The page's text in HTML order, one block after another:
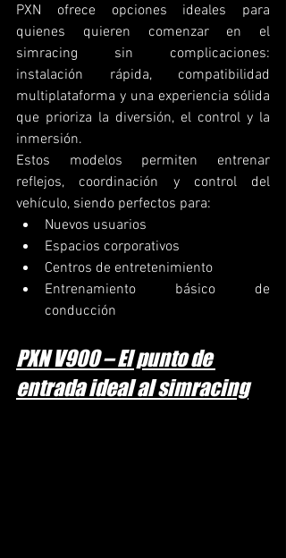
PXN ofrece opciones ideales para
quienes quieren comenzar en el
simracing sin complicaciones:
instalación rápida, compatibilidad
multiplataforma y una experiencia sólida
que prioriza la diversión, el control y la
inmersión.
Estos modelos permiten entrenar
reflejos, coordinación y control del
vehículo, siendo perfectos para:
Nuevos usuarios
Espacios corporativos
Centros de entretenimiento
Entrenamiento básico de
conducción
PXN V900 – El punto de
entrada ideal al simracing